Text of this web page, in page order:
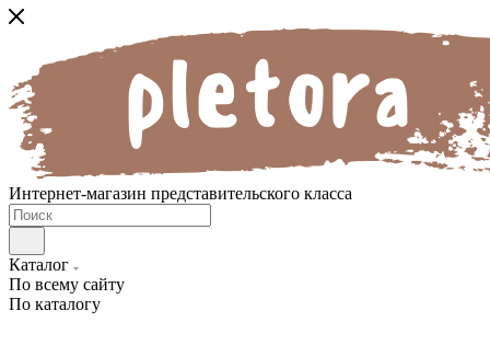
Интернет-магазин представительского класса
Каталог
По всему сайту
По каталогу